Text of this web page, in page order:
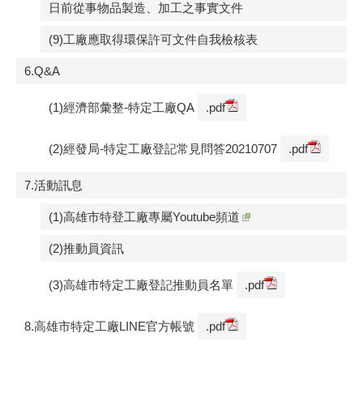
日前從事物品製造、加工之事實文件
(9)工廠應取得環保許可文件自我檢核表
6.Q&A
(1)經濟部彙整-特定工廠QA .pdf
(2)經發局-特定工廠登記常見問答20210707 .pdf
7.活動訊息
(1)高雄市特登工廠專屬Youtube頻道
(2)推動員資訊
(3)高雄市特定工廠登記推動員名單 .pdf
8.高雄市特定工廠LINE官方帳號 .pdf